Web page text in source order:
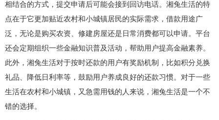
相结合的方式，提交申请后可能会接到回访电话。湘兔生活的特
点在于它更加贴近农村和小城镇居民的实际需求，借款用途广
泛，无论是购买农资、修建房屋还是日常消费都可以申请。平台
还会定期组织一些金融知识普及活动，帮助用户提高金融素养。
此外，湘兔生活对于按时还款的用户有奖励机制，比如积分兑换
礼品、降低日利率等，鼓励用户养成良好的还款习惯。对于一些
生活在农村和小城镇，又急需用钱的人来说，湘兔生活是一个不
错的选择。